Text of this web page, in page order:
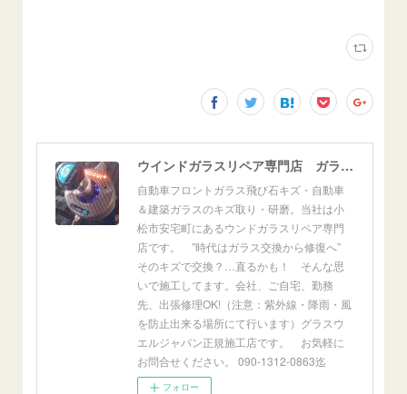
ウインドガラスリペア専門店 ガラスリペア・ヨシダ グラスウェルドジャパン 正規施工店 小松市
自動車フロントガラス飛び石キズ・自動車
＆建築ガラスのキズ取り・研磨。当社は小
松市安宅町にあるウンドガラスリペア専門
店です。 ”時代はガラス交換から修復へ”
そのキズで交換？…直るかも！ そんな思
いで施工してます。会社、ご自宅、勤務
先、出張修理OK!（注意：紫外線・降雨・風
を防止出来る場所にて行います）グラスウ
エルジャパン正規施工店です。 お気軽に
お問合せください。 090-1312-0863迄
フォロー